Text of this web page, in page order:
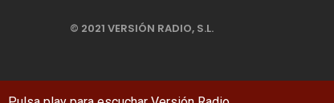
© 2021 VERSIÓN RADIO, S.L.